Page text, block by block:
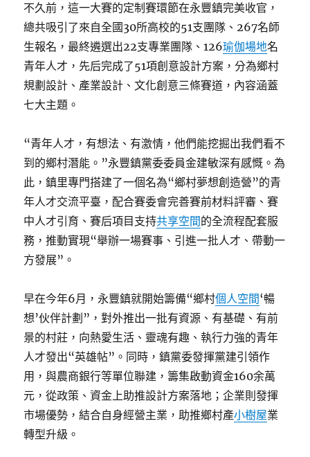
不久前，這一大賽的定制賽環節在永豐鎮完美收官，
總共吸引了來自全國30所高校的51支團隊、267名師
生報名，最終遴選出22支專業團隊、126瑜伽場地名
青年人才，先后完成了51項創意設計方案，分為鄉村
規劃設計、產業設計、文化創意三條賽道，內容涵蓋
七大主題。
“青年人才，有想法、有激情，他們能挖掘出我們看不
到的鄉村潛能。”永豐鎮黨委委員金建敏深有感慨。為
此，鎮里專門搭建了一個名為“鄉村夢想創造營”的青
年人才交流平臺，配合賽委會完善賽前材料評審、賽
中人才引育、賽后項目支持共享空間的全流程配套服
務，推動實現“舉辦一場賽事、引進一批人才、帶動一
方發展”。
早在今年6月，永豐鎮就開始籌備“鄉村個人空間‘暢
想’伙伴計劃”，對外推出一批有資源、有基礎、有前
景的村莊，向熱愛生活、靈魂有趣、執行力強的青年
人才發出“英雄帖”。同時，鎮黨委發揮黨建引領作
用，與農商銀行等單位聯建，籌集啟動資金160余萬
元，從政策、資金上助推設計方案落地；企業則發揮
市場優勢，結合自身經營主業，助推鄉村產小樹屋業
轉型升級。